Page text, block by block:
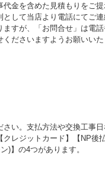
金を含めた見積もりをご提
して当店より電話にてご
すが、「お問合せ」は電話
ださいますようお願いいた
い。支払方法や交換工事
レジットカード】【NP後
)】の4つがあります。